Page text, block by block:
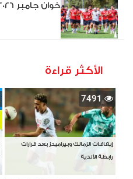
خوان جامبر 2026.. الموعد والقنوات الناقلة
الأكثر قراءة
7491
إيقافات الزمالك وبيراميدز بعد قرارات
رابطة الأندية